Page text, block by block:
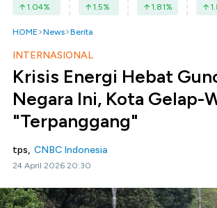
1.04% 1.5% 1.81%
HOME News Berita
INTERNASIONAL
Krisis Energi Hebat
Negara Ini, Kota Gelap-
"Terpanggang"
tps, CNBC Indonesia
24 April 2026 20:30